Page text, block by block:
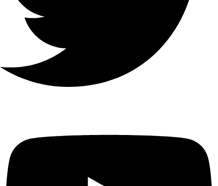
11n: حتى 300 ميجابت في الثانية
في الثانية (ديناميكي) 11b: حتى 11